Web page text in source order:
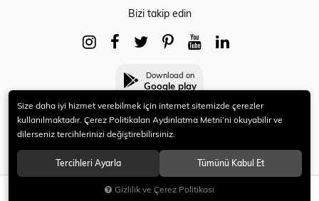
SEPETE EKLE
Bizi takip edin
Download on
Google play
© 2021 HERYENİ. Tüm hakları saklıdır.
Size daha iyi hizmet verebilmek için internet sitemizde çerezler
kullanılmaktadır. Çerez Politikaları Aydınlatma Metni’ni okuyabilir ve
dilerseniz tercihlerinizi değiştirebilirsiniz.
Tercihleri Ayarla Tümünü Kabul Et
Gizlilik ve Çerez Politikası